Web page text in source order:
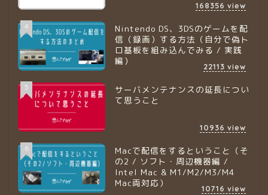
168356 view
4
Nintendo DS、3DSのゲームを配
信（録画）する方法（自分で偽ト
ロ基板を組み込んでみる / 実践
編）
22113 view
5
サーバメンテナンスの延長につい
て思うこと
10936 view
6
Macで配信をするということ（そ
の2 / ソフト・周辺機器編 /
Intel Mac & M1/M2/M3/M4
Mac両対応）
10716 view